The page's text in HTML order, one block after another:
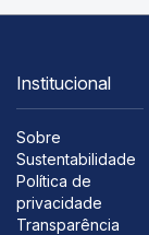
Institucional
Sobre
Sustentabilidade
Política de
privacidade
Transparência